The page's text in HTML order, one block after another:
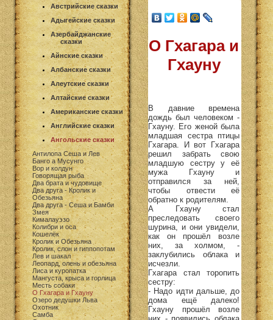
Австрийские сказки
Адыгейские сказки
Азербайджанские
сказки
Айнские сказки
Албанские сказки
Алеутские сказки
Алтайские сказки
Американские сказки
Английские сказки
Ангольские сказки
Антилопа Сеша и Лев
Банго а Мусунго
Вор и колдун
Говорящая рыба
Два брата и чудовище
Два друга - Кролик и
Обезьяна
Два друга - Сеша и Бамби
Змея
Кималауэзо
Колибри и оса
Кошелёк
Кролик и Обезьяна
Кролик, слон и гиппопотам
Лев и шакал
Леопард, олень и обезьяна
Лиса и куропатка
Мангуста, крыса и горлица
Месть собаки
О Гхагара и Гхауну
Озеро дедушки Льва
Охотник
Самба
О Гхагара и
Гхауну
В давние времена
дождь был человеком -
Гхауну. Его женой была
младшая сестра птицы
Гхагара. И вот Гхагара
решил забрать свою
младшую сестру у её
мужа Гхауну и
отправился за ней,
чтобы отвести её
обратно к родителям.
А Гхауну стал
преследовать своего
шурина, и они увидели,
как он прошёл возле
них, за холмом, -
заклубились облака и
исчезли.
Гхагара стал торопить
сестру:
- Надо идти дальше, до
дома ещё далеко!
Гхауну прошёл возле